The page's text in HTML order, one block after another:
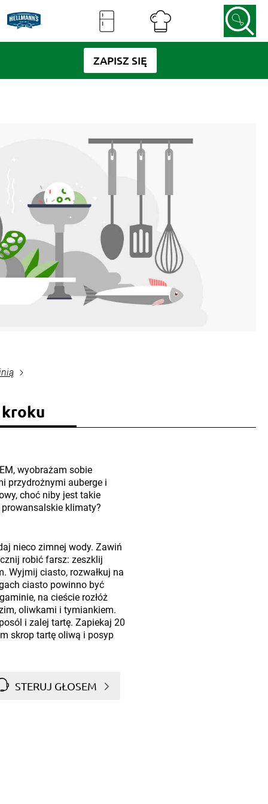
ZAPISZ SIĘ
wyobrażam sobie
przydrożnymi auberge i
choć niby jest takie
klimaty?
nieco zimnej wody. Zawiń
robić farsz: zeszklij
Wyjmij ciasto, rozwałkuj na
ciasto powinno być
na cieście rozłóż
oliwkami i tymiankiem.
i zalej tartę. Zapiekaj 20
skrop tartę oliwą i posyp
STERUJ GŁOSEM